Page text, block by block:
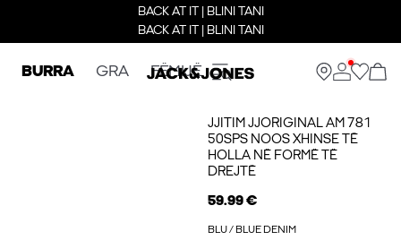
BACK AT IT | BLINI TANI
BACK AT IT | BLINI TANI
BURRA GRA FËMIJË
JJITIM JJORIGINAL AM 781
50SPS NOOS XHINSE TË
HOLLA NË FORMË TË
DREJTË
59.99 €
BLU / BLUE DENIM